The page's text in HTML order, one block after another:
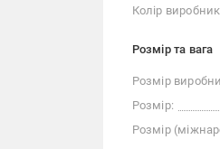
Колір
Розмір та вага
Розмір
Розмір:
Розмір